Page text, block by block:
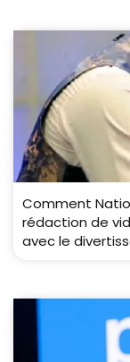
Comment
rédaction de
avec le